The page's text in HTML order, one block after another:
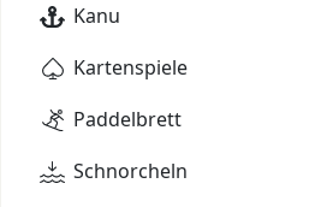
Kanu
Kartenspiele
Paddelbrett
Schnorcheln